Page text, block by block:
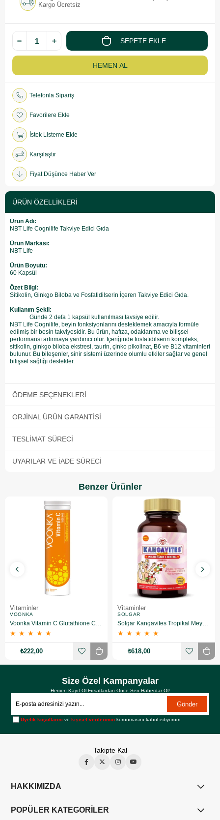
Kargo Ücretsiz
Telefonla Sipariş
Favorilere Ekle
İstek Listeme Ekle
Karşılaştır
Fiyat Düşünce Haber Ver
ÜRÜN ÖZELLIKLERI
Ürün Adı:
NBT Life Cognilife Takviye Edici Gıda
Ürün Markası:
NBT Life
Ürün Boyutu:
60 Kapsül
Özet Bilgi:
Sitikolin, Ginkgo Biloba ve Fosfatidilserin İçeren Takviye Edici Gıda.
Kullanım Şekli:
Günde 2 defa 1 kapsül kullanılması tavsiye edilir.
NBT Life Cognilife, beyin fonksiyonlarını desteklemek amacıyla formüle
edilmiş bir besin takviyesidir. Bu ürün, hafıza, odaklanma ve bilişsel
performansı artırmaya yardımcı olur. İçeriğinde fosfatidilserin kompleks,
sitikolin, ginkgo biloba ekstresi, taurin, çinko pikolinat, B6 ve B12 vitaminleri
bulunur. Bu bileşenler, sinir sistemi üzerinde olumlu etkiler sağlar ve genel
bilişsel sağlığı destekler.
ÖDEME SEÇENEKLERI
ORJINAL ÜRÜN GARANTISI
TESLIMAT SÜRECI
UYARILAR VE İADE SÜRECI
Benzer Ürünler
Vitaminler
VOONKA
Voonka Vitamin C Glutathione Complex Efervesan 15 Tablet
★ ★ ★ ★ ★
₺222,00
Vitaminler
SOLGAR
Solgar Kangavites Tropikal Meyve Aromalı 60 Tablet
★ ★ ★ ★ ★
₺618,00
Size Özel Kampanyalar
Hemen Kayıt Ol Fırsatlardan Önce Sen Haberdar Ol!
Gönder
Üyelik koşullarını vekişisel verilerimin korunmasını kabul ediyorum.
Takipte Kal
HAKKIMIZDA
POPÜLER KATEGORİLER